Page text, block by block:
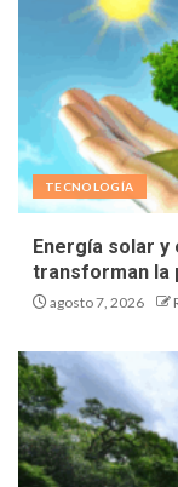
TECNOLOGÍA
Energía solar
transforman la
agosto 7, 2026